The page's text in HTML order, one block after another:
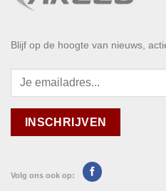
Blijf op de hoogte van nieuws,
Volg ons ook op: